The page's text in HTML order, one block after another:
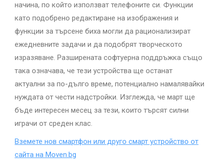
начина, по който използват телефоните си. Функции
като подобрено редактиране на изображения и
функции за търсене биха могли да рационализират
ежедневните задачи и да подобрят творческото
изразяване. Разширената софтуерна поддръжка също
така означава, че тези устройства ще останат
актуални за по-дълго време, потенциално намалявайки
нуждата от чести надстройки. Изглежда, че март ще
бъде интересен месец за тези, които търсят силни
играчи от среден клас.
Вземете нов смартфон или друго смарт устройство от
сайта на Moven.bg